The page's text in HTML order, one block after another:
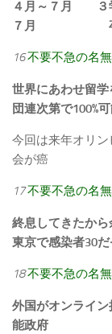
４月～７月 ３
７月 卒
16不要不急の名
世界にあわせ留
団連次第で100%
今回は来年オリン
会が癌
17不要不急の名
終息してきたから
東京で感染者30
18不要不急の名
外国がオンライ
能政府